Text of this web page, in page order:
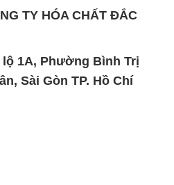
TY HÓA CHẤT ĐẮC
lộ 1A, Phường Bình Trị
Sài Gòn TP. Hồ Chí